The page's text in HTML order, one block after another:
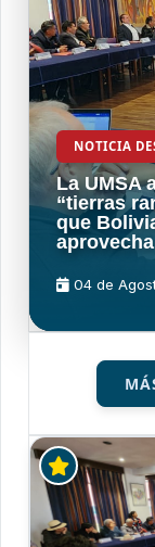
NOTICIA
La UMSA
“tierras
que
aprovecha
04 de